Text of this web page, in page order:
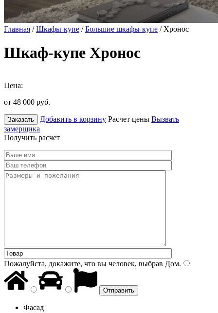
Главная /Шкафы-купе /Большие шкафы-купе / Хронос
Шкаф-купе Хронос
Цена:
от 48 000 руб.
Заказать Добавить в корзину Расчет цены Вызвать
замерщика
Получить расчет
Пожалуйста, докажите, что вы человек, выбрав Дом.
Фасад